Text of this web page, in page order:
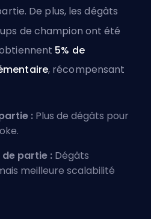
De plus, les dégâts
de champion ont été
5% de
, récompensant
: Plus de dégâts pour
.
partie : Dégâts
meilleure scalabilité